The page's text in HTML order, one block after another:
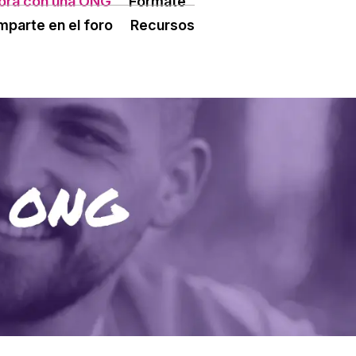
TERCER SECTOR CONECTA IA
en el foro
Recursos
SUPORT TERCER SECTOR